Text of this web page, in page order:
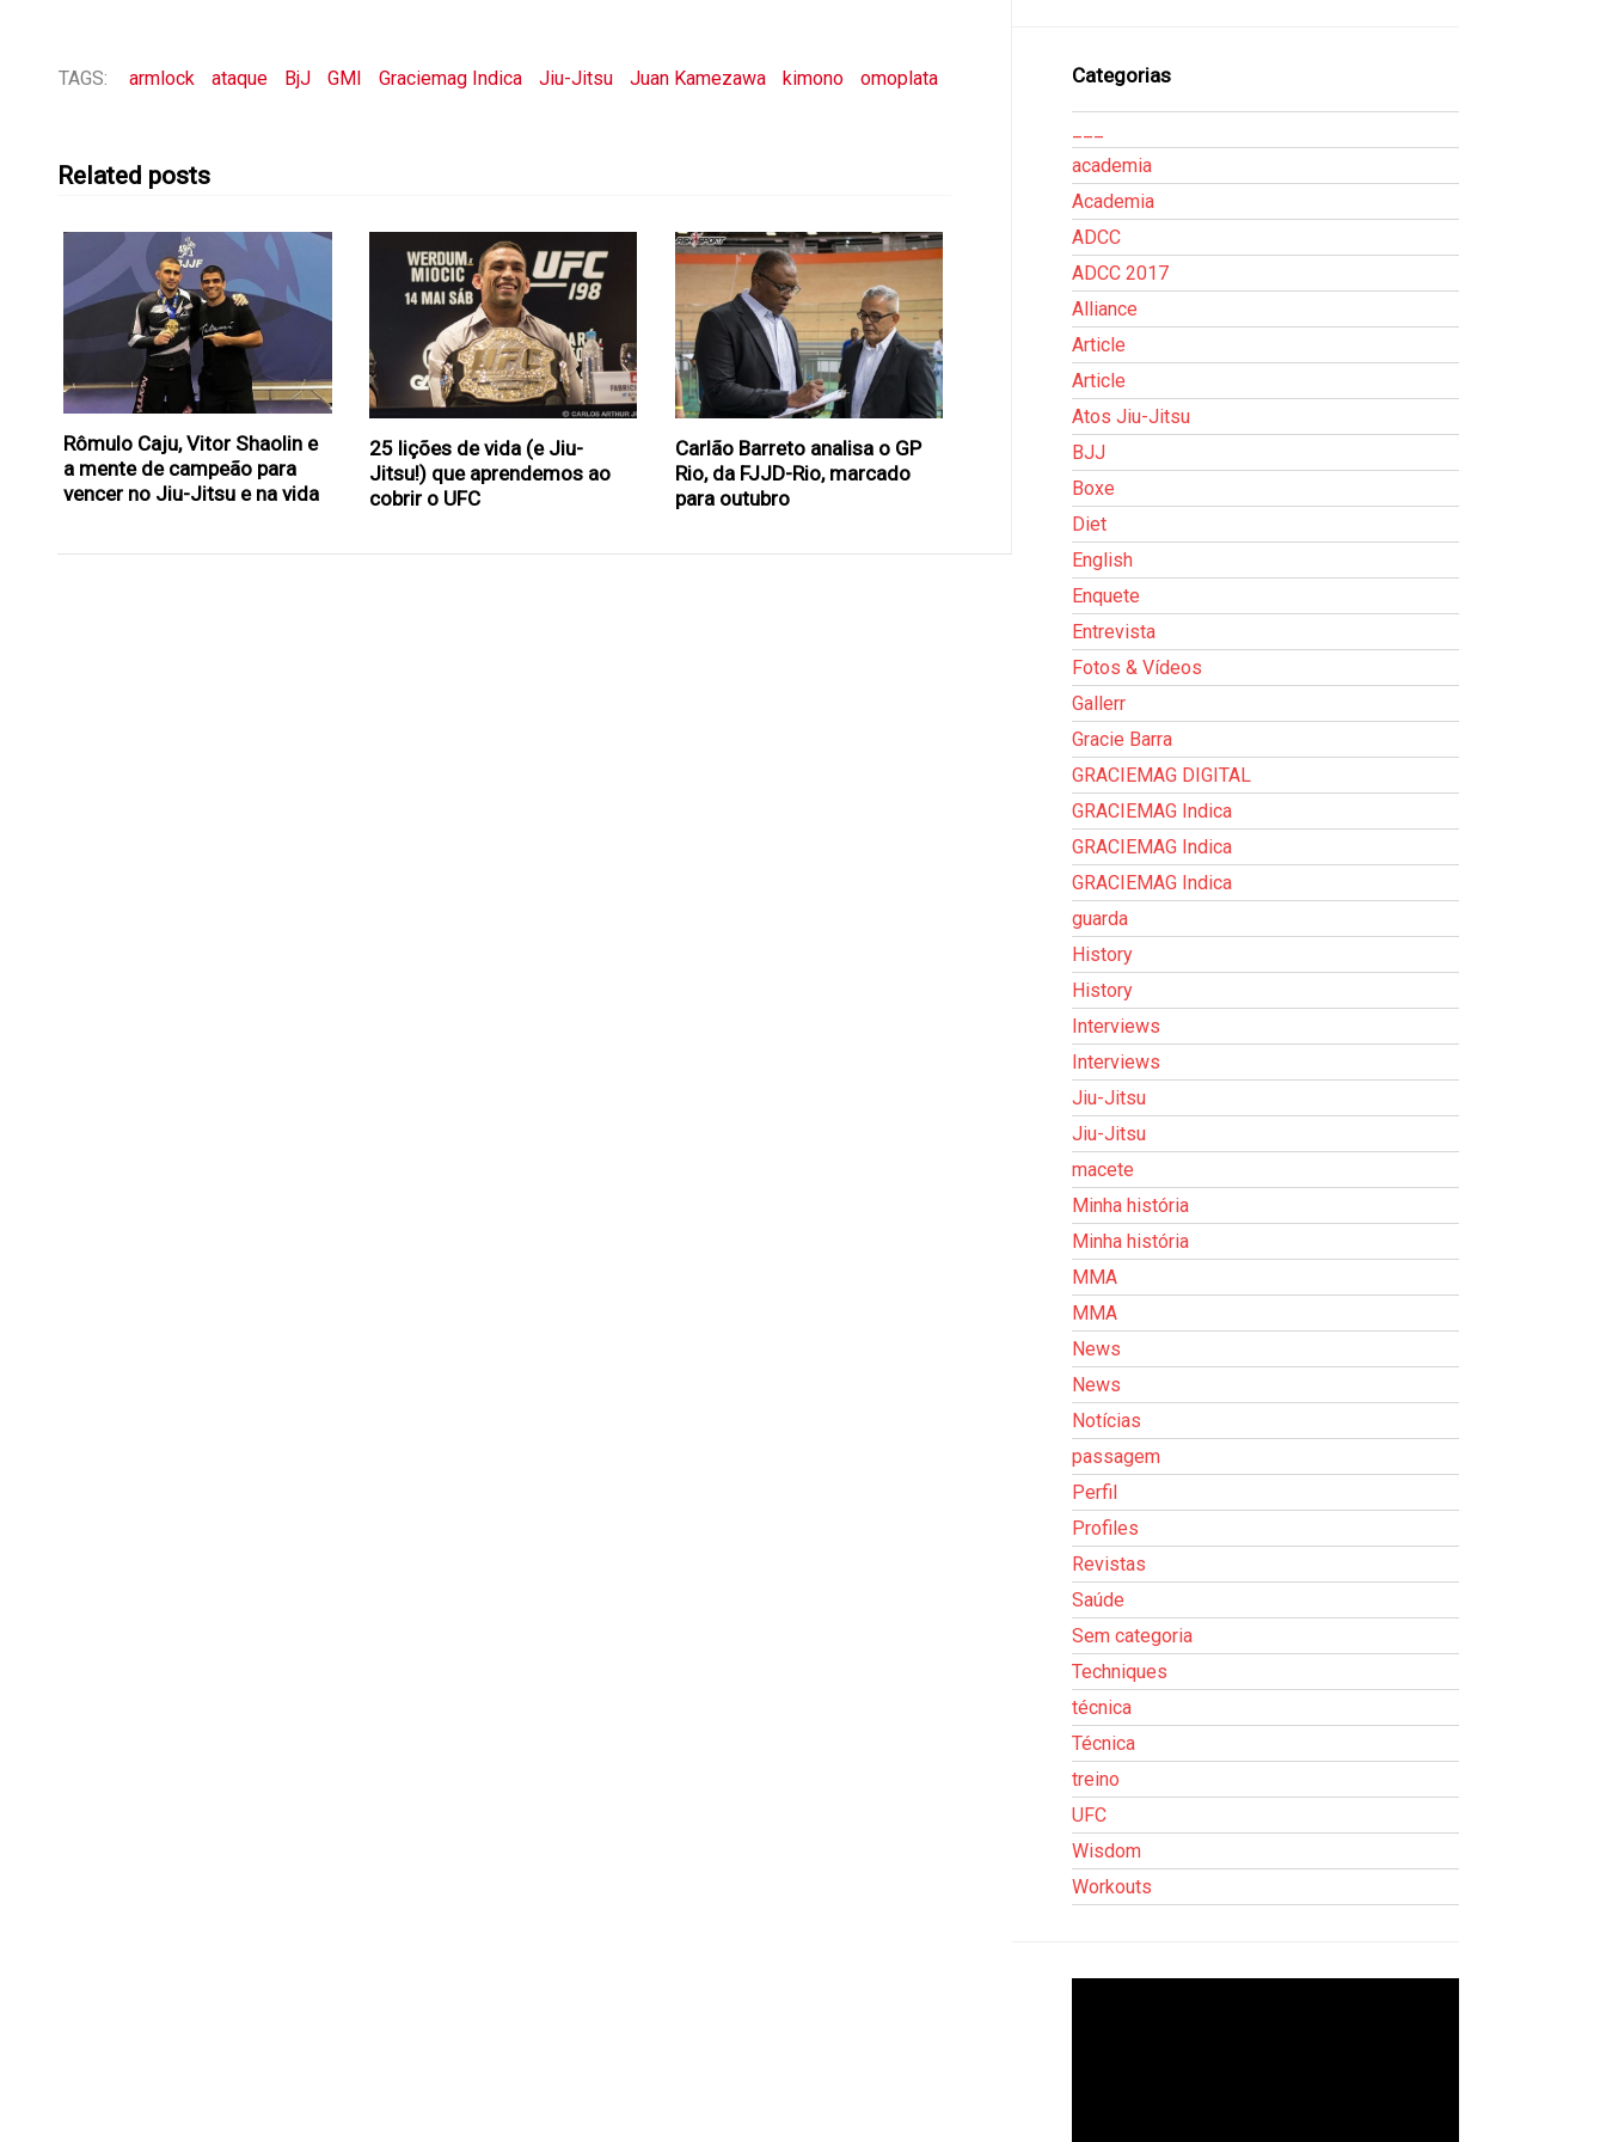
TAGS: armlock ataque BjJ GMI Graciemag Indica Jiu-Jitsu Juan Kamezawa kimono omoplata
Related posts
Rômulo Caju, Vitor Shaolin e
a mente de campeão para
vencer no Jiu-Jitsu e na vida
25 lições de vida (e Jiu-
Jitsu!) que aprendemos ao
cobrir o UFC
Carlão Barreto analisa o GP
Rio, da FJJD-Rio, marcado
para outubro
Categorias
academia
Academia
ADCC
ADCC 2017
Alliance
Article
Article
Atos Jiu-Jitsu
BJJ
Boxe
Diet
English
Enquete
Entrevista
Fotos & Vídeos
Gallerr
Gracie Barra
GRACIEMAG DIGITAL
GRACIEMAG Indica
GRACIEMAG Indica
GRACIEMAG Indica
guarda
History
History
Interviews
Interviews
Jiu-Jitsu
Jiu-Jitsu
macete
Minha história
Minha história
MMA
MMA
News
News
Notícias
passagem
Perfil
Profiles
Revistas
Saúde
Sem categoria
Techniques
técnica
Técnica
treino
UFC
Wisdom
Workouts